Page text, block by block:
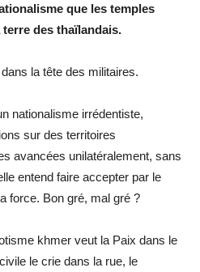
que les temples
des thaïlandais.
la tête des militaires.
nationalisme irrédentiste,
sur des territoires
avancées unilatéralement, sans
entend faire accepter par le
force. Bon gré, mal gré ?
khmer veut la Paix dans le
le crie dans la rue, le